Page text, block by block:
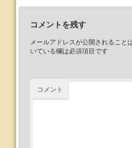
コメントを残す
メールアドレスが公開されること
いている欄は必須項目です
コメント